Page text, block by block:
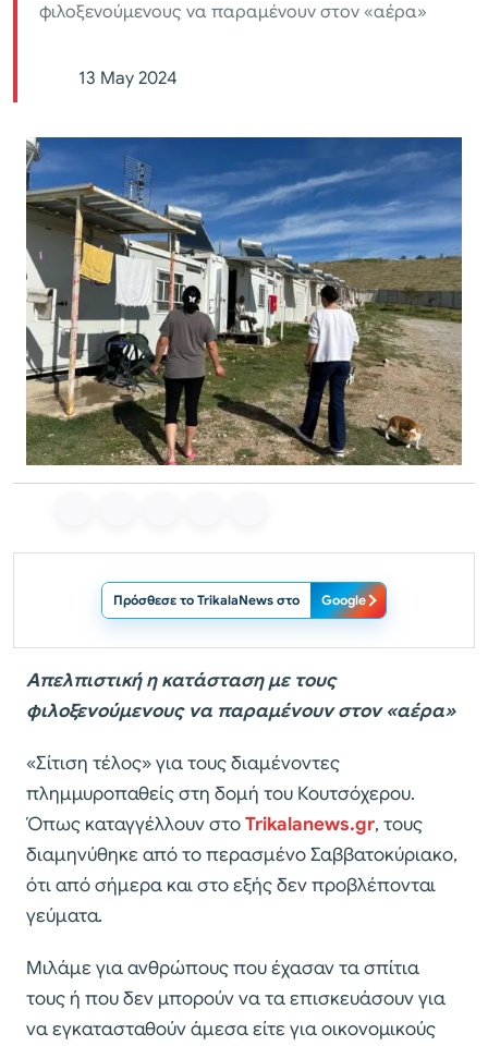
φιλοξενούμενους να παραμένουν στον «αέρα»
13 May 2024
Πρόσθεσε το TrikalaNews στο Google
Απελπιστική η κατάσταση με τους
φιλοξενούμενους να παραμένουν στον «αέρα»
«Σίτιση τέλος» για τους διαμένοντες
πλημμυροπαθείς στη δομή του Κουτσόχερου.
Όπως καταγγέλλουν στοTrikalanews.gr, τους
διαμηνύθηκε από το περασμένο Σαββατοκύριακο,
ότι από σήμερα και στο εξής δεν προβλέπονται
γεύματα.
Μιλάμε για ανθρώπους που έχασαν τα σπίτια
τους ή που δεν μπορούν να τα επισκευάσουν για
να εγκατασταθούν άμεσα είτε για οικονομικούς